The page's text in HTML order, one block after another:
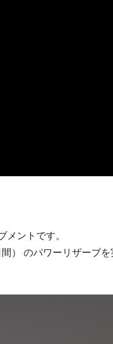
ントです。
） のパワーリザーブを